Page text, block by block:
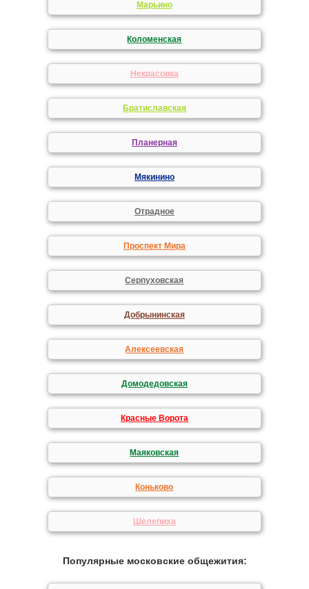
Марьино
Коломенская
Некрасовка
Братиславская
Планерная
Мякинино
Отрадное
Проспект Мира
Серпуховская
Добрынинская
Алексеевская
Домодедовская
Красные Ворота
Маяковская
Коньково
Шелепиха
Популярные московские общежития: